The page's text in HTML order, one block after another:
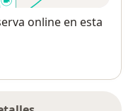
online en esta